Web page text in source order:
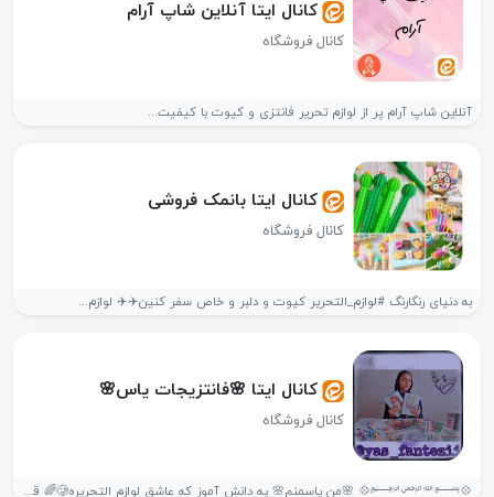
کانال ایتا آنلاین شاپ آرام
کانال فروشگاه
آنلاین شاپ آرام پر از لوازم تحریر فانتزی و کیوت با کیفیت...
کانال ایتا بانمک فروشی
کانال فروشگاه
به دنیای رنگارنگ #لوازم_التحریر کیوت و دلبر و خاص سفر کنین✈️✈️ لوازم...
کانال ایتا 🌸فانتزیجات یاس🌸
کانال فروشگاه
💠﷽💠 🌸من یاسمنم🌸 یه دانش آموز که عاشق لوازم التحریره🥲🌈 قیمت مناسب...